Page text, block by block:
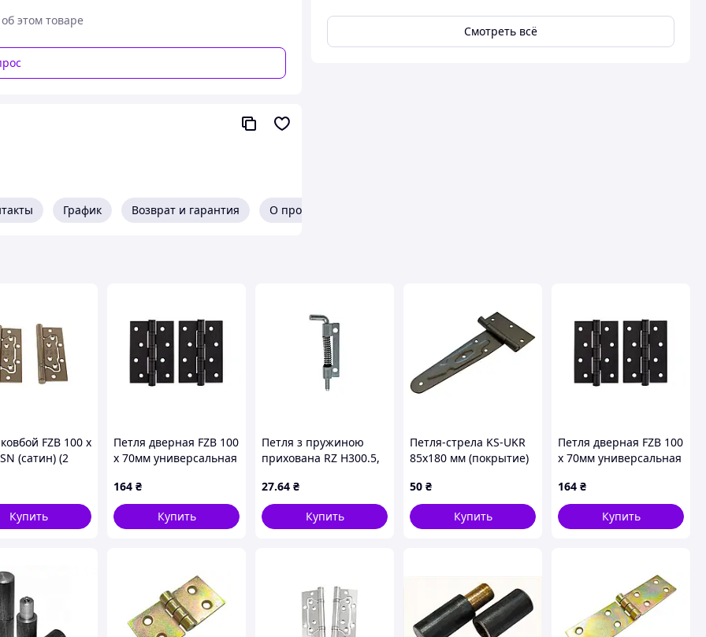
Смотреть всё
этом товаре
График Возврат и гарантия О продавце
FZB 100 х
(сатин) (2
Купить
Петля дверная FZB 100
x 70мм универсальная
164 ₴
Купить
Петля з пружиною
прихована RZ H300.5,
27.64 ₴
Купить
Петля-стрела KS-UKR
85x180 мм (покрытие)
50 ₴
Купить
Петля дверная FZB 100
x 70мм универсальная
164 ₴
Купить